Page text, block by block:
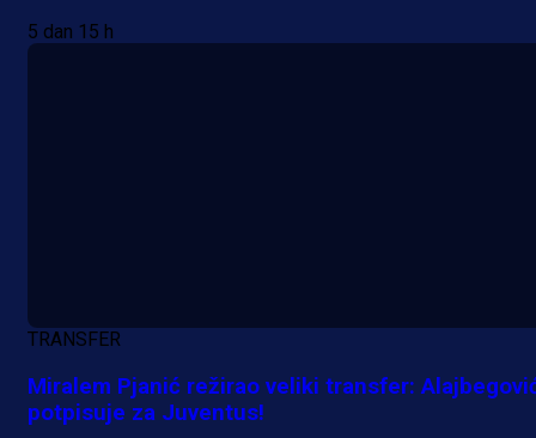
5 dan 15 h
TRANSFER
Miralem Pjanić režirao veliki transfer:
potpisuje za Juventus!